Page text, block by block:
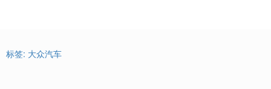
标签: 大众汽车